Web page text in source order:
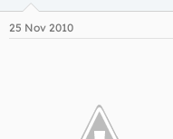
25 Nov 2010